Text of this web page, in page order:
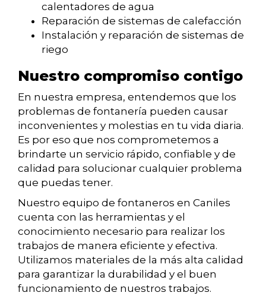
calentadores de agua
Reparación de sistemas de calefacción
Instalación y reparación de sistemas de
riego
Nuestro compromiso contigo
En nuestra empresa, entendemos que los
problemas de fontanería pueden causar
inconvenientes y molestias en tu vida diaria.
Es por eso que nos comprometemos a
brindarte un servicio rápido, confiable y de
calidad para solucionar cualquier problema
que puedas tener.
Nuestro equipo de fontaneros en Caniles
cuenta con las herramientas y el
conocimiento necesario para realizar los
trabajos de manera eficiente y efectiva.
Utilizamos materiales de la más alta calidad
para garantizar la durabilidad y el buen
funcionamiento de nuestros trabajos.